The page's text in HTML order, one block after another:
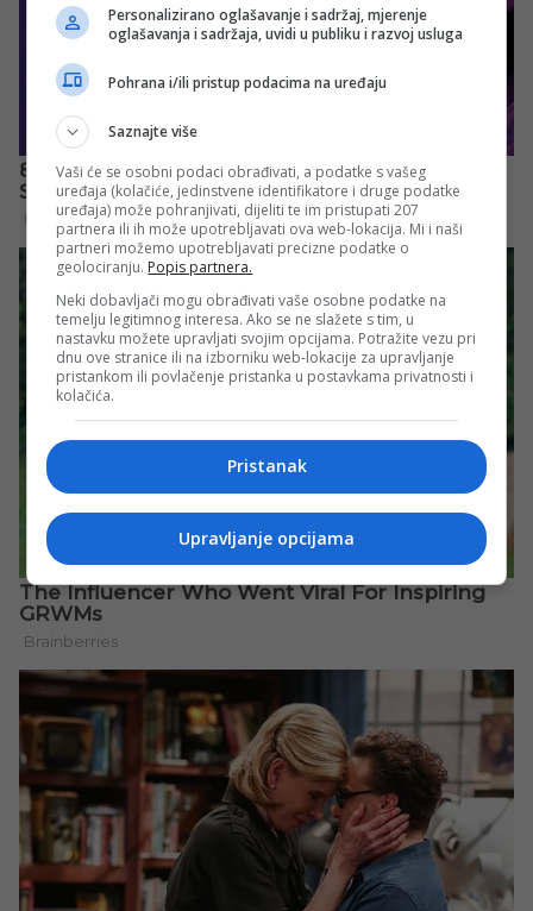
Personalizirano oglašavanje i sadržaj, mjerenje
oglašavanja i sadržaja, uvidi u publiku i razvoj usluga
Pohrana i/ili pristup podacima na uređaju
Saznajte više
Vaši će se osobni podaci obrađivati, a podatke s vašeg
uređaja (kolačiće, jedinstvene identifikatore i druge podatke
uređaja) može pohranjivati, dijeliti te im pristupati 207
partnera ili ih može upotrebljavati ova web-lokacija. Mi i naši
partneri možemo upotrebljavati precizne podatke o
geolociranju. Popis partnera.
Neki dobavljači mogu obrađivati vaše osobne podatke na
temelju legitimnog interesa. Ako se ne slažete s tim, u
nastavku možete upravljati svojim opcijama. Potražite vezu pri
dnu ove stranice ili na izborniku web-lokacije za upravljanje
pristankom ili povlačenje pristanka u postavkama privatnosti i
kolačića.
Pristanak
Upravljanje opcijama